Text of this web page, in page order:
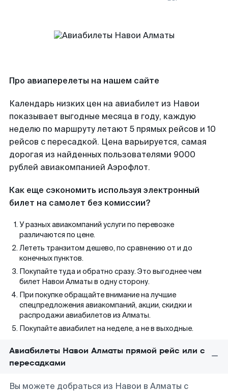
Про авиаперелеты на нашем сайте
Календарь низких цен на авиабилет из Навои
показывает выгодные месяца в году, каждую
неделю по маршруту летают 5 прямых рейсов и 10
рейсов с пересадкой. Цена варьируется, самая
дорогая из найденных пользователями 9000
рублей авиакомпанией Аэрофлот.
Как еще сэкономить используя электронный
билет на самолет без комиссии?
У разных авиакомпаний услуги по перевозке
различаются по цене.
Лететь транзитом дешево, по сравнению от и до
конечных пунктов.
Покупайте туда и обратно сразу. Это выгоднее чем
билет Навои Алматы в одну сторону.
При покупке обращайте внимание на лучшие
спецпредложения авиакомпаний, акции, скидки и
распродажи авиабилетов из Алматы.
Покупайте авиабилет на неделе, а не в выходные.
Авиабилеты Навои Алматы прямой рейс или с
пересадками
Вы можете добраться из Навои в Алматы с